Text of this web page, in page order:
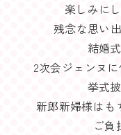
楽しみに
残念な思い
結婚
2次会ジェンヌ
挙式
新郎新婦様はも
ご負